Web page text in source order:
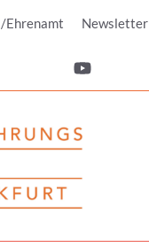
Ehrenamt Newsletter